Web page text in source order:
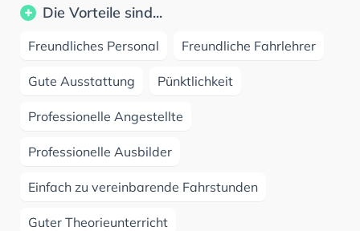
Die Vorteile sind...
Freundliches Personal Freundliche Fahrlehrer
Gute Ausstattung Pünktlichkeit
Professionelle Angestellte
Professionelle Ausbilder
Einfach zu vereinbarende Fahrstunden
Guter Theorieunterricht